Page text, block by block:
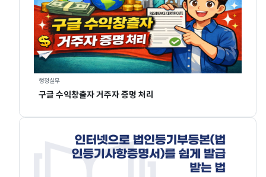
행정실무
구글 수익창출자 거주자 증명 처리